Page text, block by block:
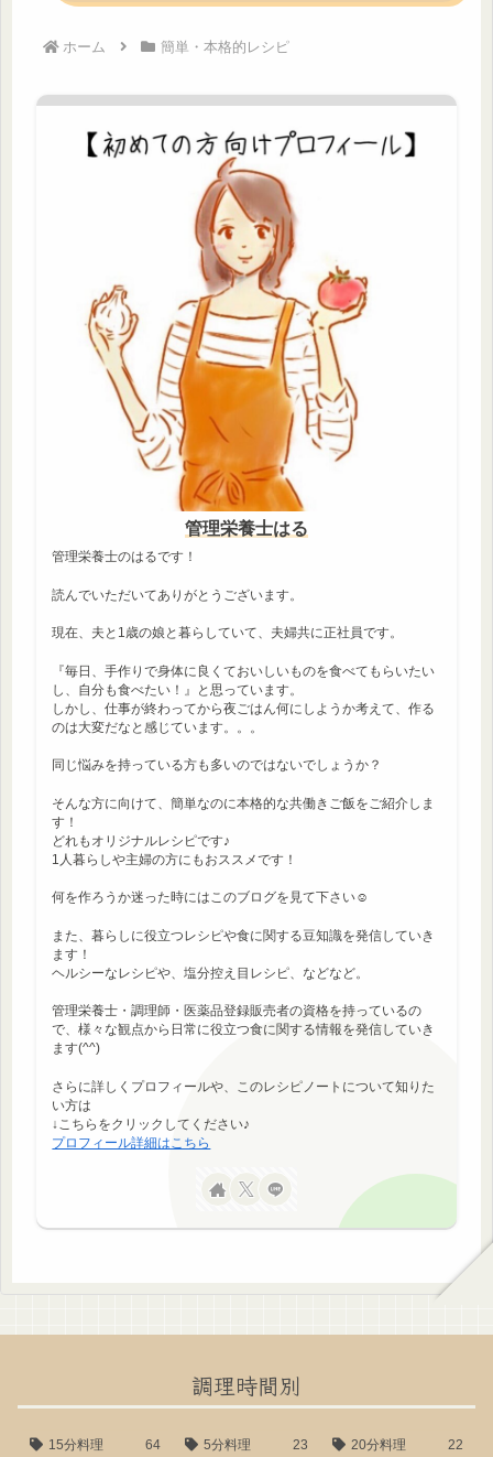
ホーム 簡単・本格的レシピ
管理栄養士はる
管理栄養士のはるです！
読んでいただいてありがとうございます。
現在、夫と1歳の娘と暮らしていて、夫婦共に正社員です。
『毎日、手作りで身体に良くておいしいものを食べてもらいたい
し、自分も食べたい！』と思っています。
しかし、仕事が終わってから夜ごはん何にしようか考えて、作る
のは大変だなと感じています。。。
同じ悩みを持っている方も多いのではないでしょうか？
そんな方に向けて、簡単なのに本格的な共働きご飯をご紹介しま
す！
どれもオリジナルレシピです♪
1人暮らしや主婦の方にもおススメです！
何を作ろうか迷った時にはこのブログを見て下さい☺
また、暮らしに役立つレシピや食に関する豆知識を発信していき
ます！
ヘルシーなレシピや、塩分控え目レシピ、などなど。
管理栄養士・調理師・医薬品登録販売者の資格を持っているの
で、様々な観点から日常に役立つ食に関する情報を発信していき
ます(^^)
さらに詳しくプロフィールや、このレシピノートについて知りた
い方は
↓こちらをクリックしてください♪
プロフィール詳細はこちら
調理時間別
15分料理 64 5分料理 23 20分料理 22